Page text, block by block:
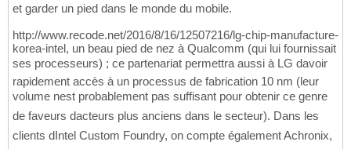
et garder un pied dans le monde du mobile.
http://www.recode.net/2016/8/16/12507216/lg-chip-manufacture-
korea-intel, un beau pied de nez à Qualcomm (qui lui fournissait
ses processeurs) ; ce partenariat permettra aussi à LG davoir
rapidement accès à un processus de fabrication 10 nm (leur
volume nest probablement pas suffisant pour obtenir ce genre
de faveurs dacteurs plus anciens dans le secteur). Dans les
clients dIntel Custom Foundry, on compte également Achronix,